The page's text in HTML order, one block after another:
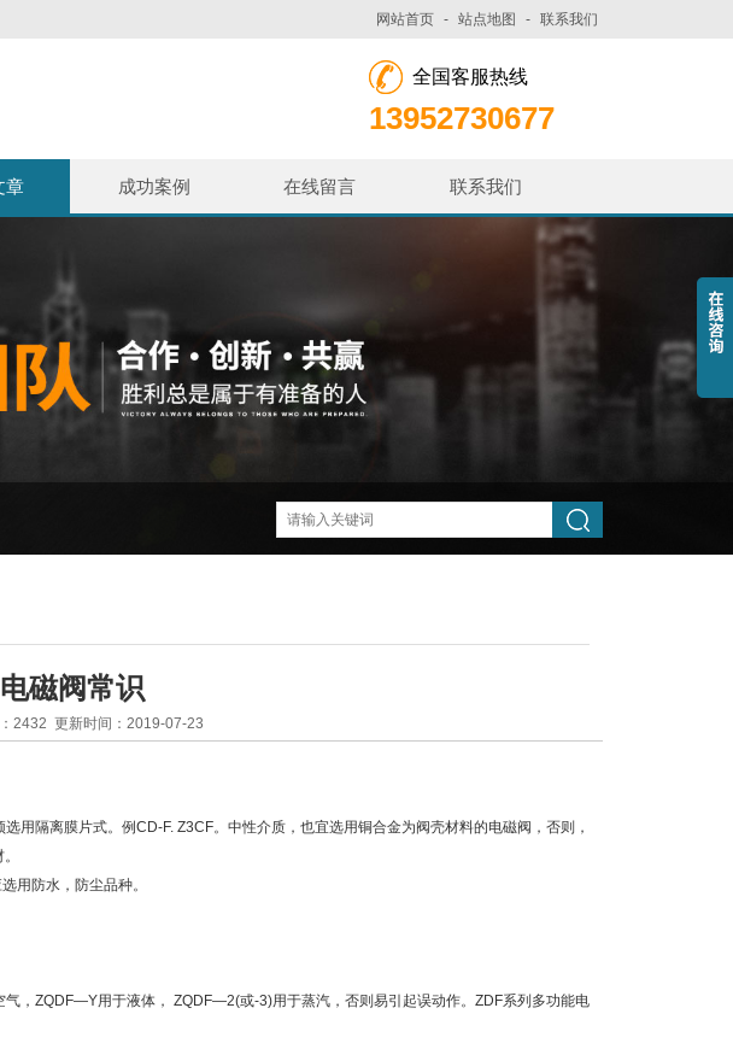
网站首页 - 站点地图 - 联系我们
全国客服热线
13952730677
章 成功案例 在线留言 联系我们
电磁阀常识
2432 更新时间：2019-07-23
用隔离膜片式。例CD-F. Z3CF。中性介质，也宜选用铜合金为阀壳材料的电磁阀，否则，
用防水，防尘品种。
，ZQDF—Y用于液体， ZQDF—2(或-3)用于蒸汽，否则易引起误动作。ZDF系列多功能电